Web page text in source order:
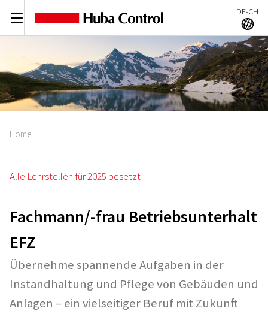
C DE-CH
A
Home
Alle Lehrstellen für 2025 besetzt
Fachmann/-frau Betriebsunterhalt
EFZ
Übernehme spannende Aufgaben in der
Instandhaltung und Pflege von Gebäuden und
Anlagen – ein vielseitiger Beruf mit Zukunft